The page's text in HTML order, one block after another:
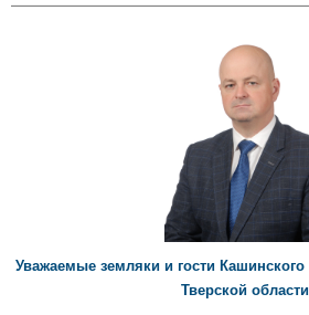
Уважаемые земляки и гости
Тверской